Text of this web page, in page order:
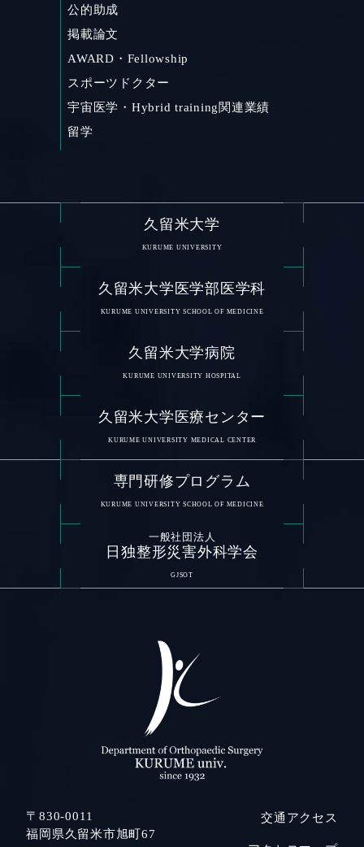
公的助成
掲載論文
AWARD・Fellowship
スポーツドクター
宇宙医学・Hybrid training関連業績
留学
久留米大学
KURUME UNIVERSITY
久留米大学医学部医学科
KURUME UNIVERSITY SCHOOL OF MEDICINE
久留米大学病院
KURUME UNIVERSITY HOSPITAL
久留米大学医療センター
KURUME UNIVERSITY MEDICAL CENTER
専門研修プログラム
KURUME UNIVERSITY SCHOOL OF MEDICINE
一般社団法人
日独整形災害外科学会
GJSOT
〒830-0011
福岡県久留米市旭町67
交通アクセス